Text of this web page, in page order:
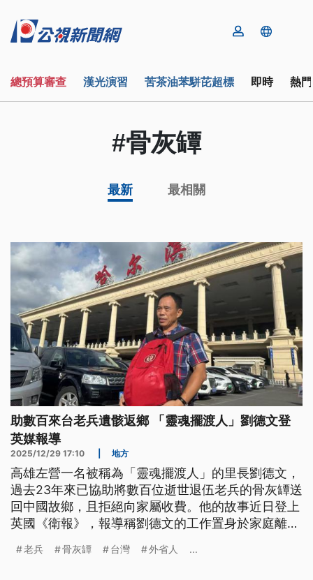
總預算審查 漢光演習 苦茶油苯駢芘超標 即時 熱
#骨灰罈
最新 最相關
助數百來台老兵遺骸返鄉 「靈魂擺渡人」劉德文登
英媒報導
2025/12/29 17:10 地方
高雄左營一名被稱為「靈魂擺渡人」的里長劉德文，
過去23年來已協助將數百位逝世退伍老兵的骨灰罈送
回中國故鄉，且拒絕向家屬收費。他的故事近日登上
英國《衛報》，報導稱劉德文的工作置身於家庭離散
以統一為名利用的風險之間。
老兵 骨灰罈 台灣 外省人 ...